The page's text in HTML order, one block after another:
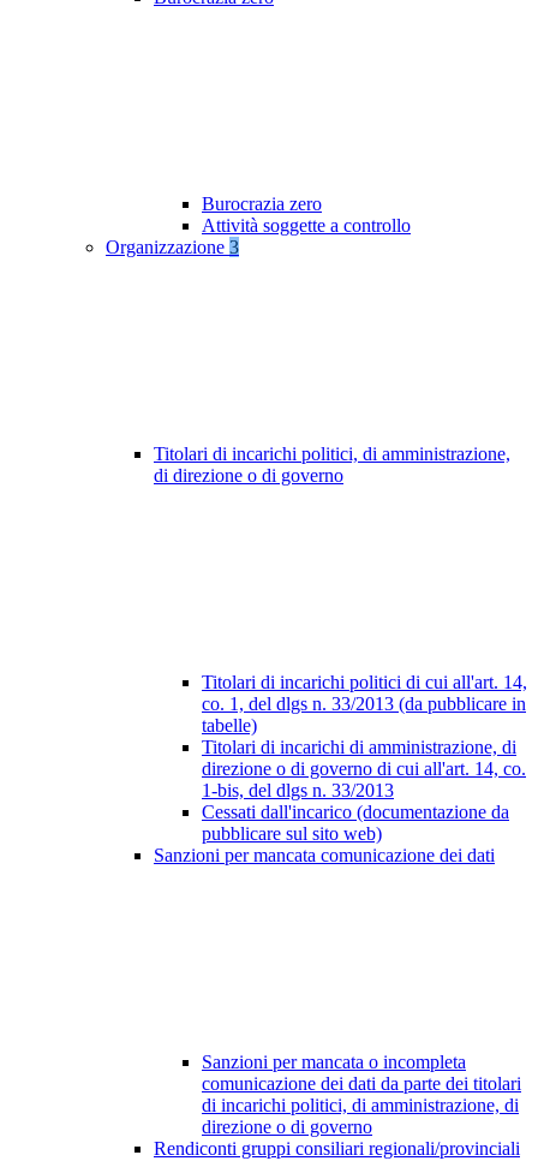
Burocrazia zero
Attività soggette a controllo
Organizzazione 3
Titolari di incarichi politici, di amministrazione,
di direzione o di governo
Titolari di incarichi politici di cui all'art. 14,
co. 1, del dlgs n. 33/2013 (da pubblicare in
tabelle)
Titolari di incarichi di amministrazione, di
direzione o di governo di cui all'art. 14, co.
1-bis, del dlgs n. 33/2013
Cessati dall'incarico (documentazione da
pubblicare sul sito web)
Sanzioni per mancata comunicazione dei dati
Sanzioni per mancata o incompleta
comunicazione dei dati da parte dei titolari
di incarichi politici, di amministrazione, di
direzione o di governo
Rendiconti gruppi consiliari regionali/provinciali